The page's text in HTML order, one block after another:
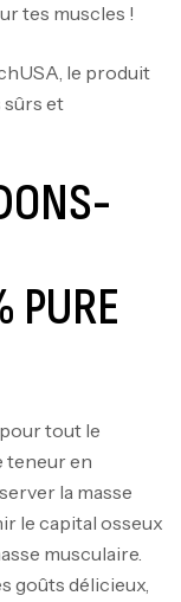
tes muscles !
le produit
et
PURE
tout le
teneur en
la masse
le capital osseux
musculaire.
goûts délicieux,
– 306 Gr –
BIOTECHUSA